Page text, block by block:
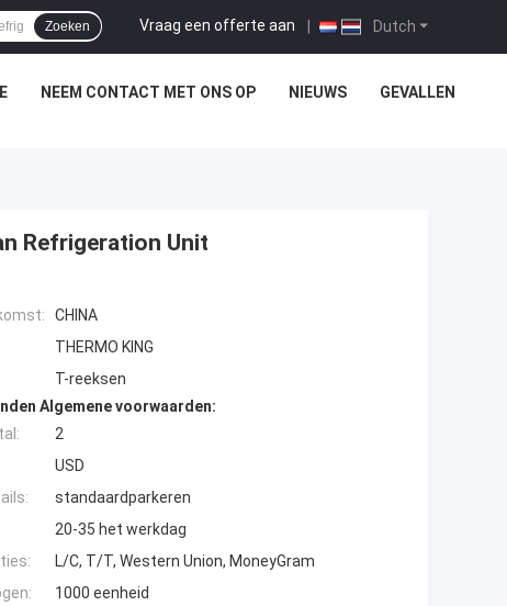
Dutch
Vraag een offerte aan |
Zoeken
NEEM CONTACT MET ONS OP NIEUWS GEVALLEN
Refrigeration Unit
CHINA
THERMO KING
T-reeksen
Algemene voorwaarden:
2
USD
standaardparkeren
20-35 het werkdag
L/C, T/T, Western Union, MoneyGram
1000 eenheid